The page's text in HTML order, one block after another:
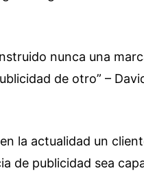
nunca una
de otro” –
la actualidad un
de publicidad sea